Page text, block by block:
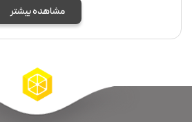
مشاهده بیشتر